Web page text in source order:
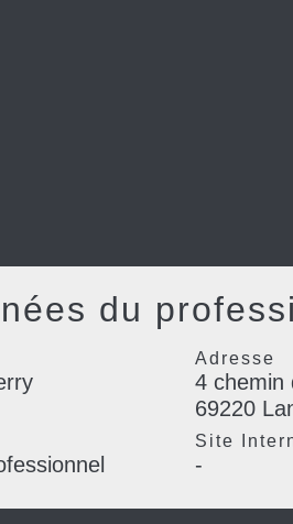
du
Adresse
4 chemin
69220
Site
-